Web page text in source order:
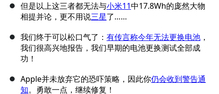
但是以上这三者都无法与小米11中17.8Wh的庞然大物
相提并论，更不用说三星了……
我们终于可以松口气了： 有传言称今年无法更换电池 ，
我们很高兴地报告，我们早期的电池更换测试全部成
功！
Apple并未放弃它的恐吓策略，因此你仍会收到警告通
知。勇敢一点，继续修复！